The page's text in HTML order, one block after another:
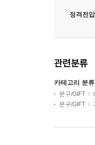
정격전
관련분류
카테고리 분류
문구/GIFT
문구/GIFT